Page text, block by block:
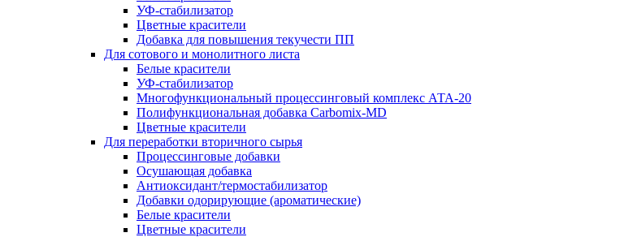
УФ-стабилизатор
Цветные красители
Добавка для повышения текучести ПП
Для сотового и монолитного листа
Белые красители
УФ-стабилизатор
Многофункциональный процессинговый комплекс АТА-20
Полифункциональная добавка Carbomix-MD
Цветные красители
Для переработки вторичного сырья
Процессинговые добавки
Осушающая добавка
Антиоксидант/термостабилизатор
Добавки одорирующие (ароматические)
Белые красители
Цветные красители